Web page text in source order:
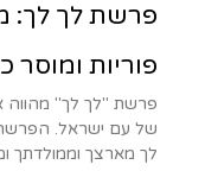
פרשת לך לך:
פוריות ומוסר
פרשת "לך לך" מהווה
של עם ישראל. הפרשה
לך מארצך וממולדתך